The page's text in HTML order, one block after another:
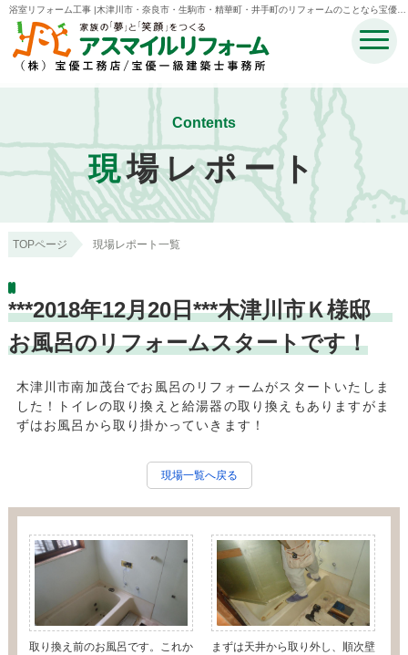
浴室リフォーム工事 |木津川市・奈良市・生駒市・精華町・井手町のリフォームのことなら宝優工
務店アスマイルリフォーム
Contents
現場レポート
TOPページ 現場レポート一覧
***2018年12月20日***木津川市Ｋ様邸
お風呂のリフォームスタートです！
木津川市南加茂台でお風呂のリフォームがスタートいたしま
した！トイレの取り換えと給湯器の取り換えもありますがま
ずはお風呂から取り掛かっていきます！
現場一覧へ戻る
取り換え前のお風呂です。これか
まずは天井から取り外し、順次壁